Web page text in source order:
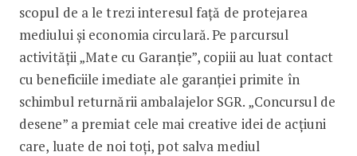
scopul de a le trezi interesul față de protejarea
mediului și economia circulară. Pe parcursul
activității „Mate cu Garanție”, copiii au luat contact
cu beneficiile imediate ale garanției primite în
schimbul returnării ambalajelor SGR. „Concursul de
desene” a premiat cele mai creative idei de acțiuni
care, luate de noi toți, pot salva mediul